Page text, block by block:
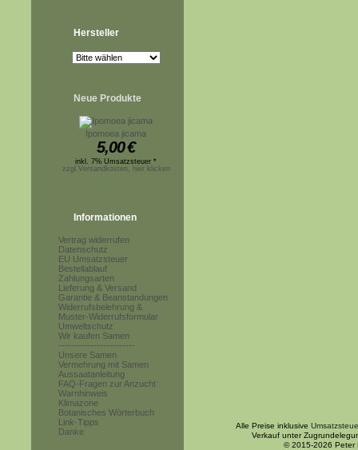
Hersteller
Neue Produkte
Ipomoea jicama
5,00€
inkl. 7% Umsatzsteuer *
zzgl.Versandkosten, hier klicken
Informationen
Vertrag widerrufen
Datenschutz
EU Umsatzsteuer
Bestellablauf
Zahlungsarten
Lieferung & Versand
Garantie & Beanstandungen
Widerrufsbelehrung &
Muster-Widerrufsformular
Umweltschutz
Wir kaufen Samen
------------------------
Unsere Samen
Vermehrung mit Samen
Aussaatanleitung
FAQ-Fragen zur Anzucht
Warnhinweis
Klimazone
Botanisches Wörterbuch
Link-Tipps
Danke
Alle Preise inklusive
Verkauf unter
© 2015-2026 Peter